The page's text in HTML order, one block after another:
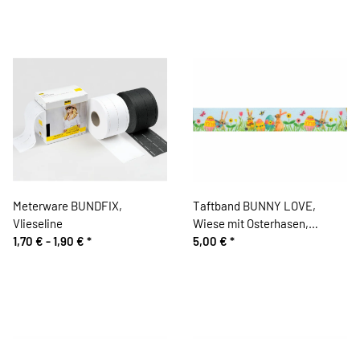
Meterware BUNDFIX,
Vlieseline
1,70 € -1,90 € *
Taftband BUNNY LOVE,
Wiese mit Osterhasen,
bedruckt, Berisfords
5,00 € *